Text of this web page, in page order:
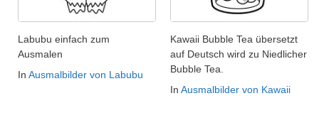
Labubu einfach zum
Ausmalen
In Ausmalbilder von Labubu
Kawaii Bubble Tea übersetzt
auf Deutsch wird zu Niedlicher
Bubble Tea.
In Ausmalbilder von Kawaii